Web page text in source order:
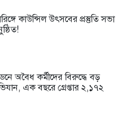
কাউন্সিল উৎসবের প্রস্তুতি সভা
অবৈধ কর্মীদের বিরুদ্ধে বড়
এক বছরে গ্রেপ্তার ২,১৭২